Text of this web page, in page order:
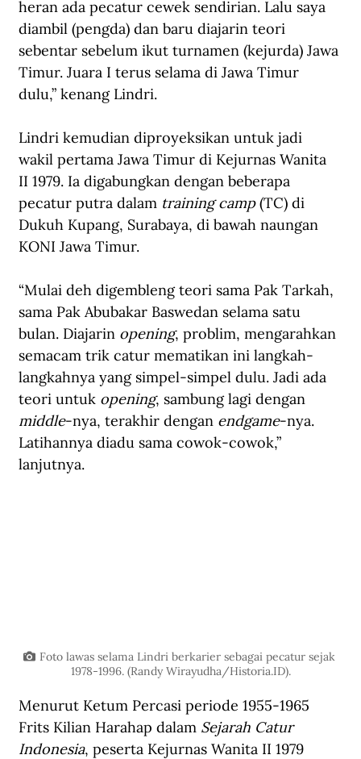
heran ada pecatur cewek sendirian. Lalu saya
diambil (pengda) dan baru diajarin teori
sebentar sebelum ikut turnamen (kejurda) Jawa
Timur. Juara I terus selama di Jawa Timur
dulu,” kenang Lindri.
Lindri kemudian diproyeksikan untuk jadi
wakil pertama Jawa Timur di Kejurnas Wanita
II 1979. Ia digabungkan dengan beberapa
pecatur putra dalam training camp (TC) di
Dukuh Kupang, Surabaya, di bawah naungan
KONI Jawa Timur.
“Mulai deh digembleng teori sama Pak Tarkah,
sama Pak Abubakar Baswedan selama satu
bulan. Diajarin opening, problim, mengarahkan
semacam trik catur mematikan ini langkah-
langkahnya yang simpel-simpel dulu. Jadi ada
teori untuk opening, sambung lagi dengan
middle-nya, terakhir dengan endgame-nya.
Latihannya diadu sama cowok-cowok,”
lanjutnya.
Foto lawas selama Lindri berkarier sebagai pecatur sejak
1978-1996. (Randy Wirayudha/Historia.ID).
Menurut Ketum Percasi periode 1955-1965
Frits Kilian Harahap dalam Sejarah Catur
Indonesia, peserta Kejurnas Wanita II 1979